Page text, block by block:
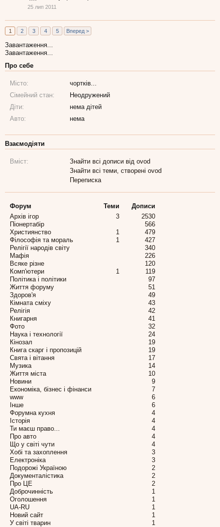
25 лип 2011
1 2 3 4 5 Вперед >
Завантаження...
Завантаження...
Про себе
Місто:
чортків...
Сімейний стан:
Неодружений
Діти:
нема дітей
Авто:
нема
Взаємодіяти
Вміст:
Знайти всі дописи від ovod
Знайти всі теми, створені ovod
Переписка
Форум Теми
Дописи
Архів ігор
3
2530
Піонертабір
566
Християнство
1
479
Філософія та мораль
1
427
Релігії народів світу
340
Мафія
226
Всяке різне
120
Комп'ютери
1
119
Політика і політики
97
Життя форуму
51
Здоров'я
49
Кімната сміху
43
Релігія
42
Книгарня
41
Фото
32
Наука і технології
24
Кінозал
19
Книга скарг і пропозицій
19
Свята і вітання
17
Музика
14
Життя міста
10
Новини
9
Економіка, бізнес і фінанси
7
www
6
Інше
6
Форумна кухня
4
Історія
4
Ти маєш право...
4
Про авто
4
Що у світі чути
4
Хобі та захоплення
3
Електроніка
3
Подорожі Україною
2
Документалістика
2
Про ЦЕ
2
Доброчинність
1
Оголошення
1
UA-RU
1
Новий сайт
1
У світі тварин
1